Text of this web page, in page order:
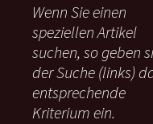
n
n
a
c
:
Wenn Sie einen
speziellen Artikel
suchen, so geben
der Suche (links)
entsprechende
Kriterium ein.